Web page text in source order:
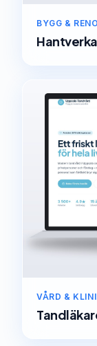
BYGG &
VÅRD &